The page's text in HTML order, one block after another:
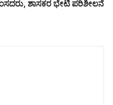
ಶಾಸಕರ ಭೇಟಿ ಪರಿಶೀಲನೆ